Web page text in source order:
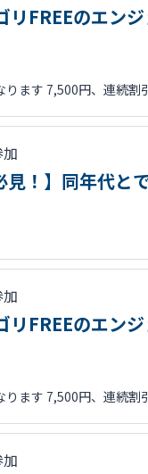
FREEのエン
ます 7,500円、連続割
】同年代とで
FREEのエン
ます 7,500円、連続割